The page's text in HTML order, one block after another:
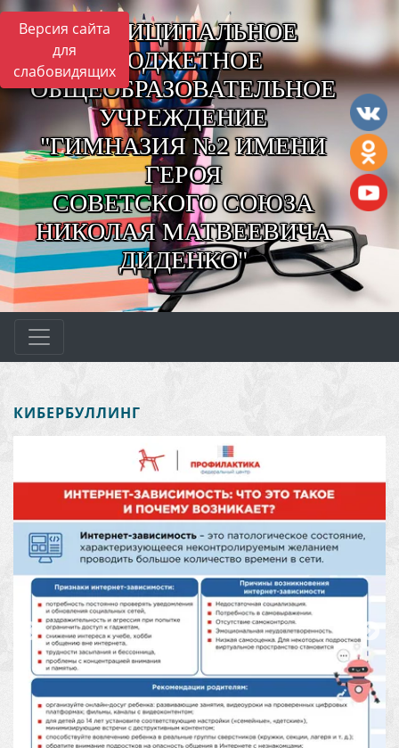
Версия сайта
для
слабовидящих
МУНИЦИПАЛЬНОЕ
БЮДЖЕТНОЕ
ОБЩЕОБРАЗОВАТЕЛЬНОЕ
УЧРЕЖДЕНИЕ
"ГИМНАЗИЯ №2 ИМЕНИ
ГЕРОЯ
СОВЕТСКОГО СОЮЗА
НИКОЛАЯ МАТВЕЕВИЧА
ДИДЕНКО"
КИБЕРБУЛЛИНГ